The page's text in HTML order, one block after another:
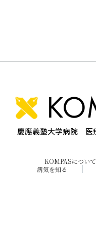
KOMPASについて
病気を知る